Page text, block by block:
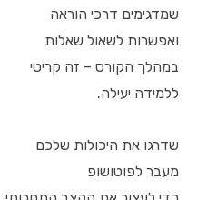
שמדגימים דרכי הוראה
ואפשרות לשאול שאלות
במהלך הקורס – זה קריטי
ללמידה יעילה.
שדרגו את היכולות שלכם
מעבר לפוטושופ